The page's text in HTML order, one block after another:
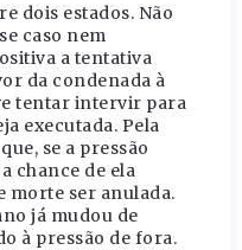
dois estados. Não
caso nem
a tentativa
da condenada à
tentar intervir para
executada. Pela
se a pressão
chance de ela
morte ser anulada.
já mudou de
à pressão de fora.